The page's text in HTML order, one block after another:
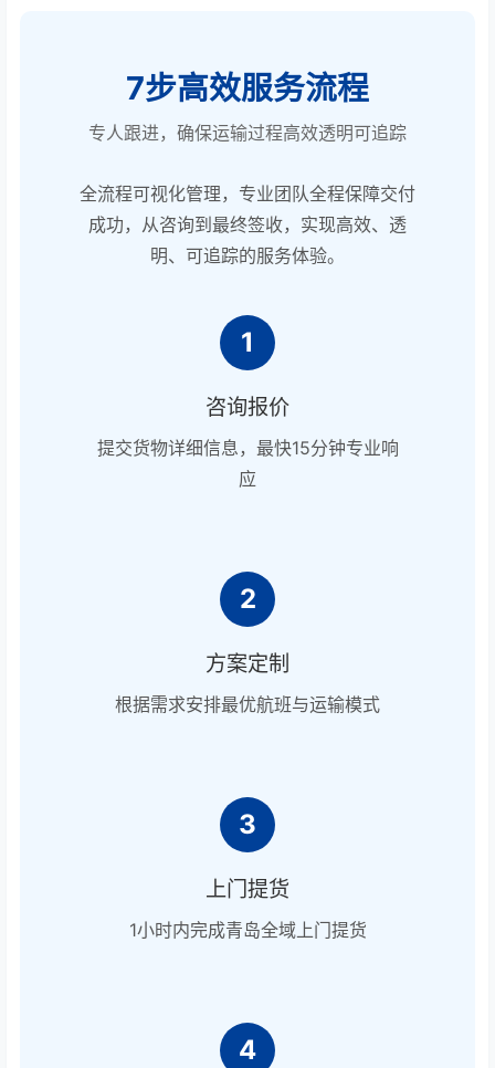
7步高效服务流程
专人跟进，确保运输过程高效透明可追踪
全流程可视化管理，专业团队全程保障交付
成功，从咨询到最终签收，实现高效、透
明、可追踪的服务体验。
1
咨询报价
提交货物详细信息，最快15分钟专业响
应
2
方案定制
根据需求安排最优航班与运输模式
3
上门提货
1小时内完成青岛全域上门提货
4